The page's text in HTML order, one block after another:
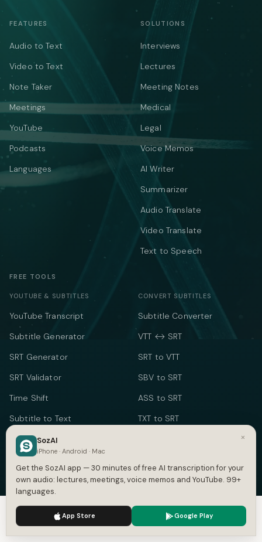
FEATURES
Audio to Text
Video to Text
Note Taker
Meetings
YouTube
Podcasts
Languages
SOLUTIONS
Interviews
Lectures
Meeting Notes
Medical
Legal
Voice Memos
AI Writer
Summarizer
Audio Translate
Video Translate
Text to Speech
FREE TOOLS
YOUTUBE & SUBTITLES
YouTube Transcript
Subtitle Generator
SRT Generator
SRT Validator
Time Shift
Subtitle to Text
Merge SRT
CONVERT SUBTITLES
Subtitle Converter
VTT ↔ SRT
SRT to VTT
SBV to SRT
ASS to SRT
TXT to SRT
TEXT & TIME
Speech Time Calculator
We use cookies to enhance your experience.
×
SozAI
iPhone · Android · Mac
Get the SozAI app — 30 minutes of free AI transcription for your
own audio: lectures, meetings, voice memos and YouTube. 99+
languages.
App Store Google Play